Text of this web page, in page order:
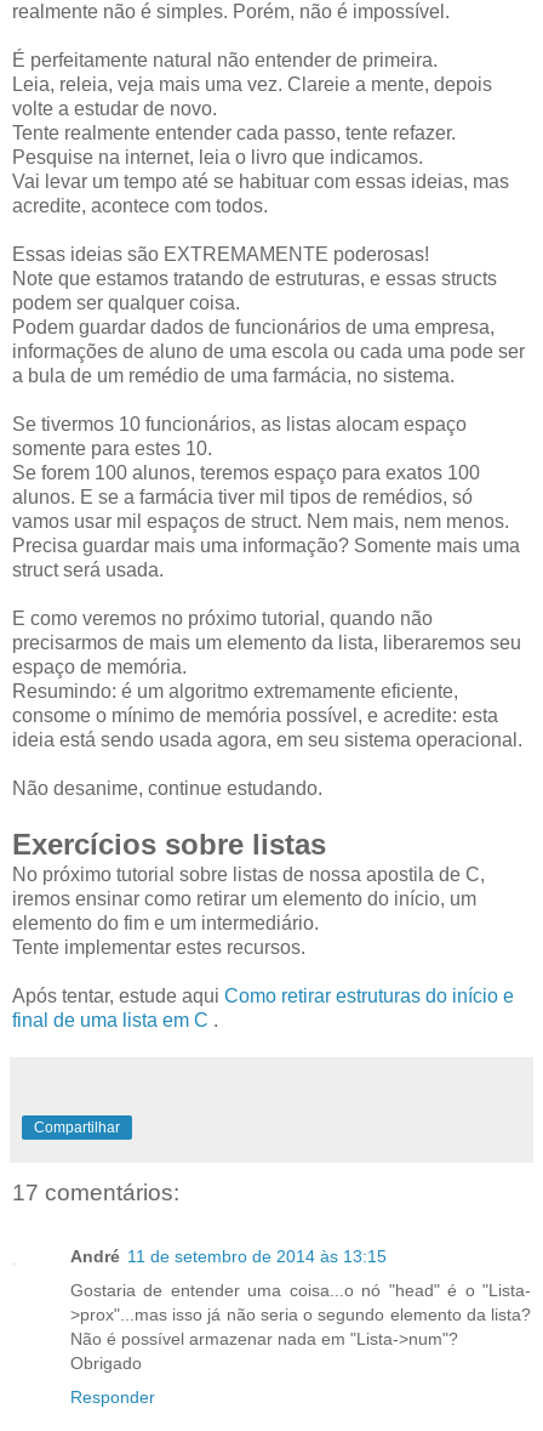
realmente não é simples. Porém, não é impossível.
É perfeitamente natural não entender de primeira.
Leia, releia, veja mais uma vez. Clareie a mente, depois
volte a estudar de novo.
Tente realmente entender cada passo, tente refazer.
Pesquise na internet, leia o livro que indicamos.
Vai levar um tempo até se habituar com essas ideias, mas
acredite, acontece com todos.
Essas ideias são EXTREMAMENTE poderosas!
Note que estamos tratando de estruturas, e essas structs
podem ser qualquer coisa.
Podem guardar dados de funcionários de uma empresa,
informações de aluno de uma escola ou cada uma pode ser
a bula de um remédio de uma farmácia, no sistema.
Se tivermos 10 funcionários, as listas alocam espaço
somente para estes 10.
Se forem 100 alunos, teremos espaço para exatos 100
alunos. E se a farmácia tiver mil tipos de remédios, só
vamos usar mil espaços de struct. Nem mais, nem menos.
Precisa guardar mais uma informação? Somente mais uma
struct será usada.
E como veremos no próximo tutorial, quando não
precisarmos de mais um elemento da lista, liberaremos seu
espaço de memória.
Resumindo: é um algoritmo extremamente eficiente,
consome o mínimo de memória possível, e acredite: esta
ideia está sendo usada agora, em seu sistema operacional.
Não desanime, continue estudando.
Exercícios sobre listas
No próximo tutorial sobre listas de nossa apostila de C,
iremos ensinar como retirar um elemento do início, um
elemento do fim e um intermediário.
Tente implementar estes recursos.
Após tentar, estude aqui Como retirar estruturas do início e
final de uma lista em C .
Compartilhar
17 comentários:
André 11 de setembro de 2014 às 13:15
Gostaria de entender uma coisa...o nó "head" é o "Lista-
>prox"...mas isso já não seria o segundo elemento da lista?
Não é possível armazenar nada em "Lista->num"?
Obrigado
Responder